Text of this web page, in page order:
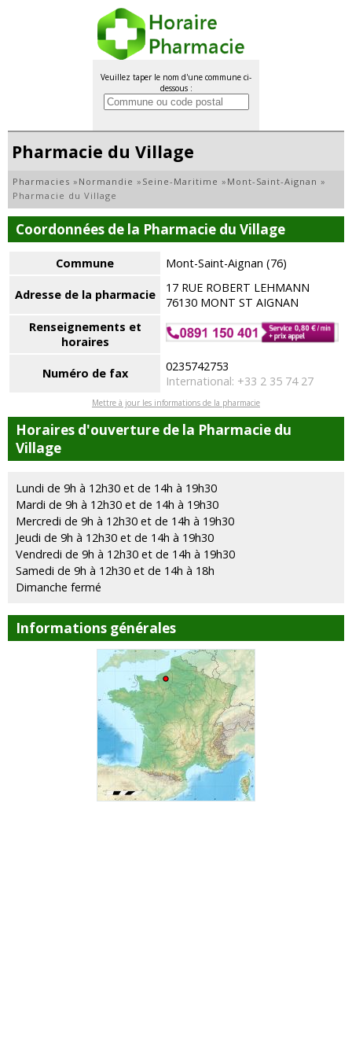
Veuillez taper le nom d'une commune ci-
dessous :
Pharmacie du Village
Pharmacies » Normandie » Seine-Maritime » Mont-Saint-Aignan »
Pharmacie du Village
Coordonnées de la Pharmacie du Village
Commune Mont-Saint-Aignan (76)
Adresse de la pharmacie
17 RUE ROBERT LEHMANN
76130 MONT ST AIGNAN
Renseignements et
horaires
Numéro de fax
0235742753
International: +33 2 35 74 27
Mettre à jour les informations de la pharmacie
Horaires d'ouverture de la Pharmacie du
Village
Lundi de 9h à 12h30 et de 14h à 19h30
Mardi de 9h à 12h30 et de 14h à 19h30
Mercredi de 9h à 12h30 et de 14h à 19h30
Jeudi de 9h à 12h30 et de 14h à 19h30
Vendredi de 9h à 12h30 et de 14h à 19h30
Samedi de 9h à 12h30 et de 14h à 18h
Dimanche fermé
Informations générales